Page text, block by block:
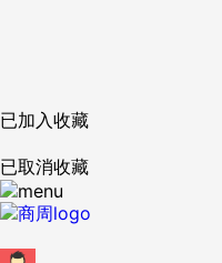
已加入收藏
已取消收藏